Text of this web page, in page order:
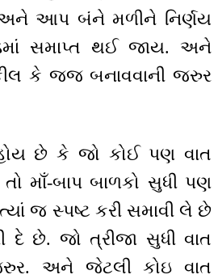
આપ બંને મળીને નિર્ણય
સમાપ્ત થઈ જાય. અને
કે જજ બનાવવાની જરુર
હોય છે કે જો કોઈ પણ વાત
તો માઁ-બાપ બાળકો સુધી પણ
જ સ્પષ્ટ કરી સમાવી લે છે
દે છે. જો ત્રીજા સુધી વાત
અને જેટલી કોઇ વાત